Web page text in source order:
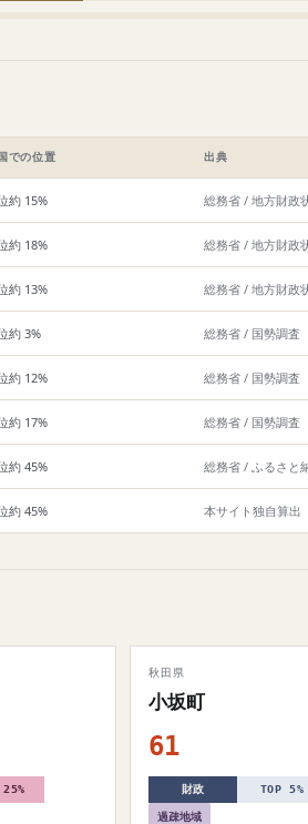
での位置 出典
約 15% 総務省 / 地方財政
約 18% 総務省 / 地方財政
約 13% 総務省 / 地方財政
約 3% 総務省 / 国勢調査
約 12% 総務省 / 国勢調査
約 17% 総務省 / 国勢調査
約 45% 総務省 / ふるさと
約 45% 本サイト独自算出
秋田県
小坂町
61
財政 TOP 5%
過疎地域